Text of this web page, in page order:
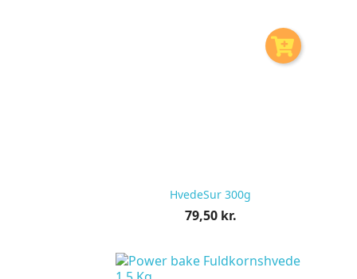
HvedeSur 300g
Pris
79,50 kr.